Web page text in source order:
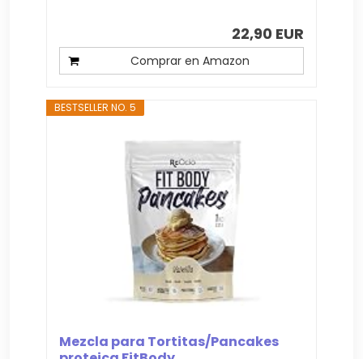
22,90 EUR
Comprar en Amazon
BESTSELLER NO. 5
Mezcla para Tortitas/Pancakes